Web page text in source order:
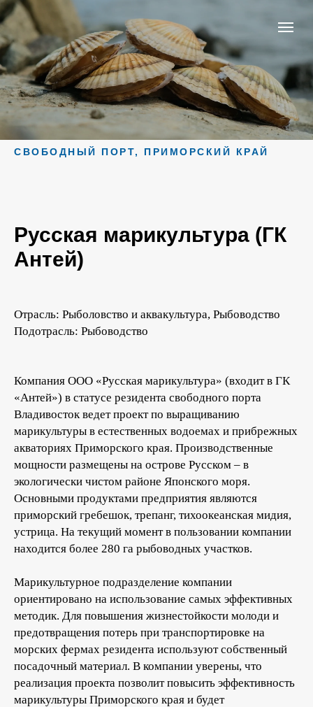
СВОБОДНЫЙ ПОРТ, ПРИМОРСКИЙ КРАЙ
Русская марикультура (ГК
Антей)
Отрасль: Рыболовство и аквакультура, Рыбоводство
Подотрасль: Рыбоводство
Компания ООО «Русская марикультура» (входит в ГК
«Антей») в статусе резидента свободного порта
Владивосток ведет проект по выращиванию
марикультуры в естественных водоемах и прибрежных
акваториях Приморского края. Производственные
мощности размещены на острове Русском – в
экологически чистом районе Японского моря.
Основными продуктами предприятия являются
приморский гребешок, трепанг, тихоокеанская мидия,
устрица. На текущий момент в пользовании компании
находится более 280 га рыбоводных участков.
Марикультурное подразделение компании
ориентировано на использование самых эффективных
методик. Для повышения жизнестойкости молоди и
предотвращения потерь при транспортировке на
морских фермах резидента используют собственный
посадочный материал. В компании уверены, что
реализация проекта позволит повысить эффективность
марикультуры Приморского края и будет